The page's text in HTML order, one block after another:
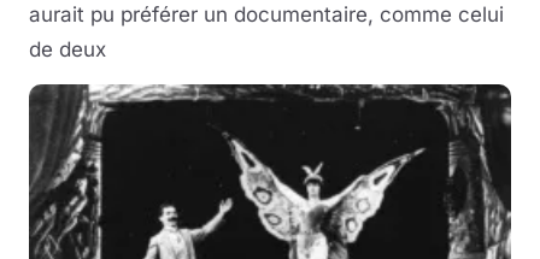
aurait pu préférer un documentaire, comme celui
de deux